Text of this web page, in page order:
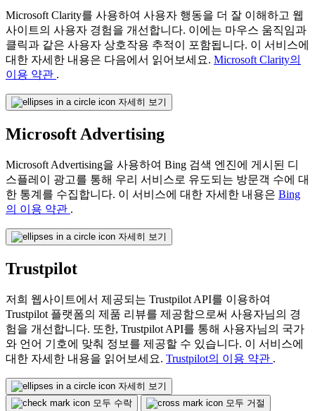
Microsoft Clarity를 사용하여 사용자 행동을 더 잘 이해하고 웹
사이트의 사용자 경험을 개선합니다. 이에는 마우스 움직임과
클릭과 같은 사용자 상호작용 추적이 포함됩니다. 이 서비스에
대한 자세한 내용은 다음에서 읽어보세요. Microsoft Clarity의
이용 약관 .
자세히 보기
Microsoft Advertising
Microsoft Advertising을 사용하여 Bing 검색 엔진에 게시된 디
스플레이 광고를 통해 우리 서비스로 유도되는 방문객 수에 대
한 통계를 수집합니다. 이 서비스에 대한 자세한 내용은 Bing
의 이용 약관 .
자세히 보기
Trustpilot
저희 웹사이트에서 제공되는 Trustpilot API를 이용하여
Trustpilot 플랫폼의 제품 리뷰를 제공함으로써 사용자님의 경
험을 개선합니다. 또한, Trustpilot API를 통해 사용자님의 국가
와 언어 기호에 맞춰 정보를 제공할 수 있습니다. 이 서비스에
대한 자세한 내용을 읽어보세요. Trustpilot의 이용 약관 .
자세히 보기
모두 수락
모두 거절